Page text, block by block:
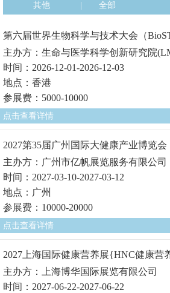
其他
全部
第六届世界生物科学与技术大会（BioST
主办方：生命与医学科学创新研究院
时间：2026-12-01-2026-12-03
地点：香港
参展费：5000-10000
点击查看详情
2027第35届广州国际大健康产业博览会
主办方：广州市亿帆展览服务有限公司
时间：2027-03-10-2027-03-12
地点：广州
参展费：10000-20000
点击查看详情
2027上海国际健康营养展{HNC健康营
主办方：上海博华国际展览有限公司
时间：2027-06-22-2027-06-22